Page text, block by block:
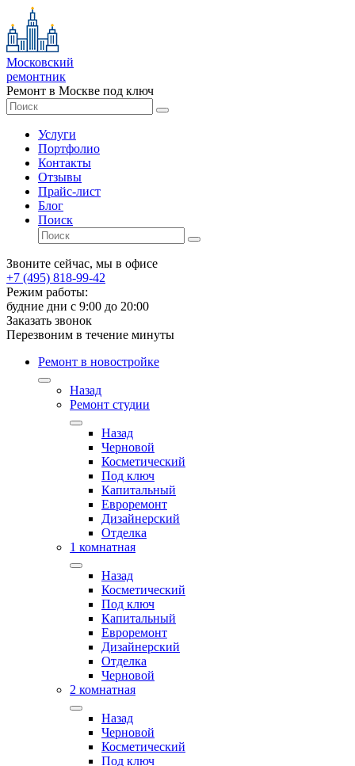
Московский
ремонтник
Ремонт в Москве под ключ
Услуги
Портфолио
Контакты
Отзывы
Прайс-лист
Блог
Поиск
Звоните сейчас, мы в офисе
+7 (495) 818-99-42
Режим работы:
будние дни с 9:00 до 20:00
Заказать звонок
Перезвоним в течение минуты
Ремонт в новостройке
Назад
Ремонт студии
Назад
Черновой
Косметический
Под ключ
Капитальный
Евроремонт
Дизайнерский
Отделка
1 комнатная
Назад
Косметический
Под ключ
Капитальный
Евроремонт
Дизайнерский
Отделка
Черновой
2 комнатная
Назад
Черновой
Косметический
Под ключ